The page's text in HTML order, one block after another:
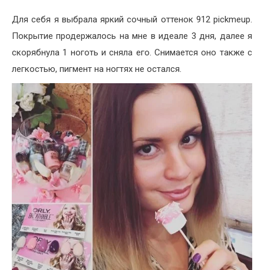
Для себя я выбрала яркий сочный оттенок 912 pickmeup.
Покрытие продержалось на мне в идеале 3 дня, далее я
скорябнула 1 ноготь и сняла его. Снимается оно также с
легкостью, пигмент на ногтях не остался.